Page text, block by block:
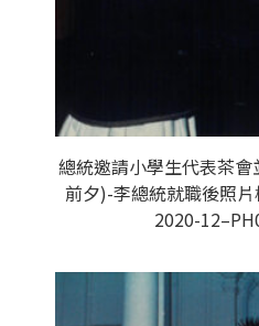
總統邀請小學生代表茶
前夕)-李總統就職後照
2020-